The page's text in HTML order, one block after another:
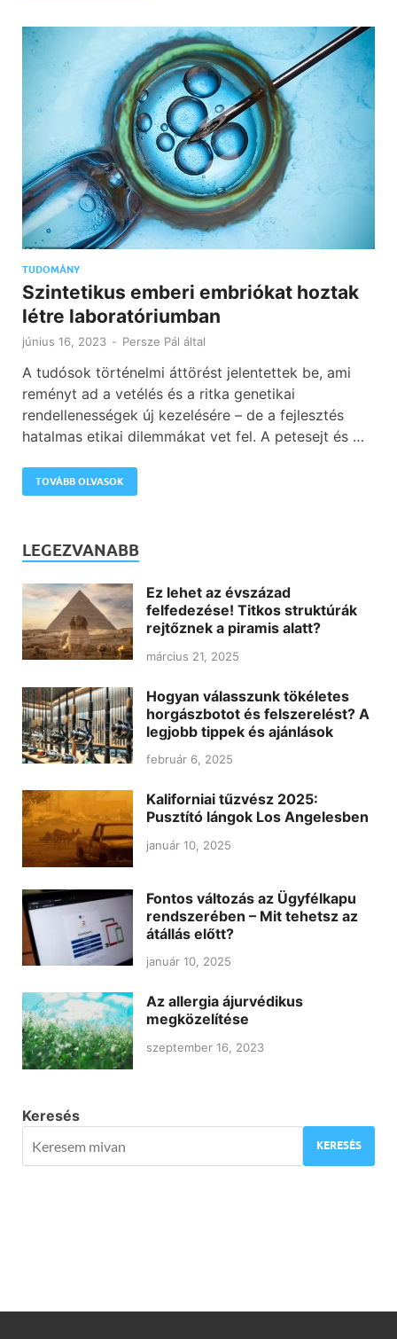
TUDOMÁNY
Szintetikus emberi embriókat hoztak
létre laboratóriumban
június 16, 2023 - Persze Pál által
A tudósok történelmi áttörést jelentettek be, ami
reményt ad a vetélés és a ritka genetikai
rendellenességek új kezelésére – de a fejlesztés
hatalmas etikai dilemmákat vet fel. A petesejt és …
TOVÁBB OLVASOK
LEGEZVANABB
Ez lehet az évszázad
felfedezése! Titkos struktúrák
rejtőznek a piramis alatt?
március 21, 2025
Hogyan válasszunk tökéletes
horgászbotot és felszerelést? A
legjobb tippek és ajánlások
február 6, 2025
Kaliforniai tűzvész 2025:
Pusztító lángok Los Angelesben
január 10, 2025
Fontos változás az Ügyfélkapu
rendszerében – Mit tehetsz az
átállás előtt?
január 10, 2025
Az allergia ájurvédikus
megközelítése
szeptember 16, 2023
Keresés
KERESÉS